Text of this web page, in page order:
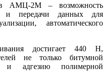
АМЦ-2М – возможность
и передачи данных для
автоматического
достигает 440 Н,
не только битумной
и адгезию полимерной